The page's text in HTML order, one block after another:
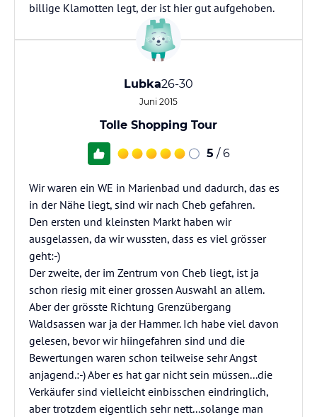
billige Klamotten legt, der ist hier gut aufgehoben.
Lubka26-30
Juni 2015
Tolle Shopping Tour
5 / 6
Wir waren ein WE in Marienbad und dadurch, das es
in der Nähe liegt, sind wir nach Cheb gefahren.
Den ersten und kleinsten Markt haben wir
ausgelassen, da wir wussten, dass es viel grösser
geht:-)
Der zweite, der im Zentrum von Cheb liegt, ist ja
schon riesig mit einer grossen Auswahl an allem.
Aber der grösste Richtung Grenzübergang
Waldsassen war ja der Hammer. Ich habe viel davon
gelesen, bevor wir hiingefahren sind und die
Bewertungen waren schon teilweise sehr Angst
anjagend.:-) Aber es hat gar nicht sein müssen...die
Verkäufer sind vielleicht einbisschen eindringlich,
aber trotzdem eigentlich sehr nett...solange man